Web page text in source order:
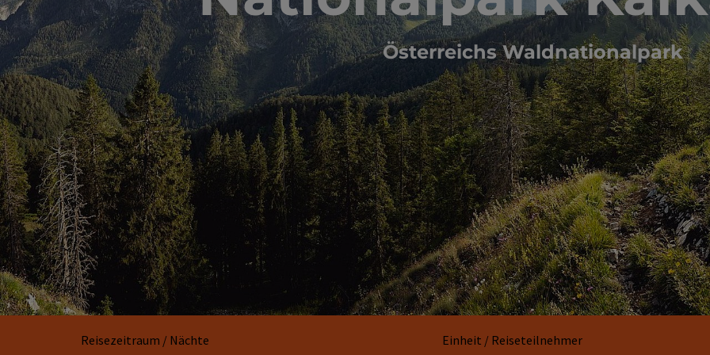
Österreichs Waldnationalpark
Reisezeitraum / Nächte Einheit / Reiseteilnehmer